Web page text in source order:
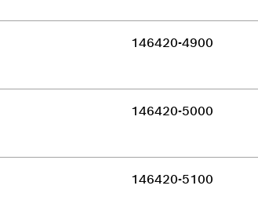
146420-4900
146420-5000
146420-5100